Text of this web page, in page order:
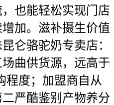
，也能轻松实现门店
加。滋补摄生价值
仑骆驼奶专卖店：
曲供货源，远高于
程度；加盟商自从
严酷鉴别产物养分